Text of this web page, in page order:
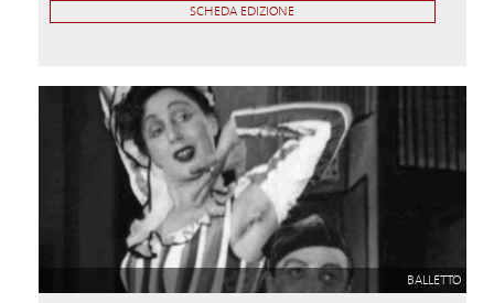
SCHEDA EDIZIONE
BALLETTO